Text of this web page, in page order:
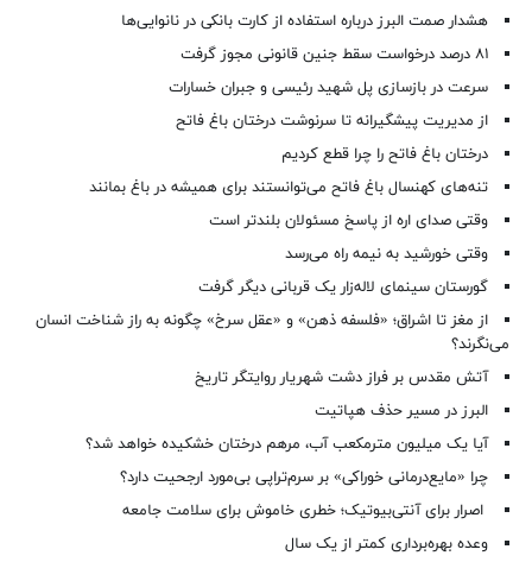
هشدار صمت البرز درباره استفاده از کارت بانکی در نانوایی‌ها
۸۱ درصد درخواست‌ سقط جنین قانونی مجوز گرفت
سرعت در بازسازی پل شهید رئیسی و جبران خسارات
از مدیریت پیشگیرانه تا سرنوشت درختان باغ فاتح
درختان باغ فاتح را چرا قطع کردیم
تنه‌های کهنسال باغ فاتح می‌توانستند برای همیشه در باغ بمانند
وقتی صدای اره از پاسخ مسئولان بلندتر است
وقتی خورشید به نیمه راه می‌رسد
گورستان سینمای لاله‌زار یک قربانی دیگر گرفت
از مغز تا اشراق؛ «فلسفه ذهن» و «عقل سرخ» چگونه به راز شناخت انسان
می‌نگرند؟
آتش مقدس بر فراز دشت شهریار روایتگر تاریخ
البرز در مسیر حذف هپاتیت
آیا یک میلیون مترمکعب آب، مرهم درختان خشکیده خواهد شد؟
چرا «مایع‌درمانی خوراکی» بر سرم‌تراپی بی‌مورد ارجحیت دارد؟
اصرار برای آنتی‌بیوتیک؛ خطری خاموش برای سلامت جامعه
وعده بهره‌برداری کمتر از یک سال